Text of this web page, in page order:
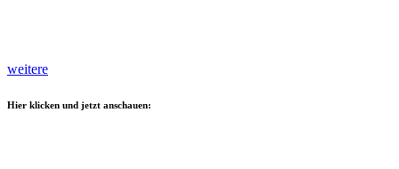
weitere
Hier klicken und jetzt anschauen: